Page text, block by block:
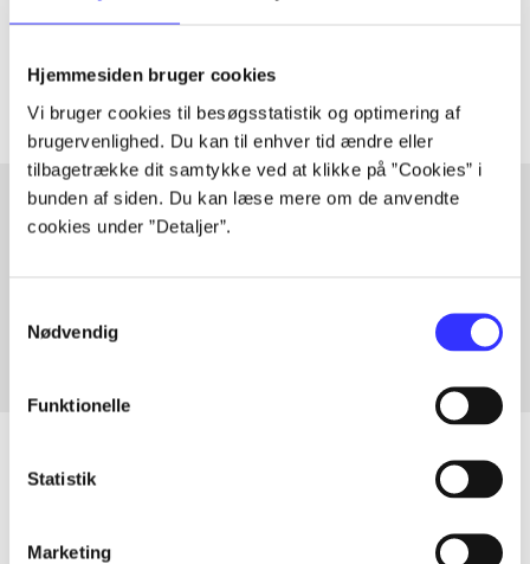
Hjemmesiden bruger cookies
Vi bruger cookies til besøgsstatistik og optimering af
brugervenlighed. Du kan til enhver tid ændre eller
tilbagetrække dit samtykke ved at klikke på ”Cookies” i
bunden af siden. Du kan læse mere om de anvendte
cookies under ”Detaljer”.
Nødvendig
Funktionelle
Statistik
Marketing